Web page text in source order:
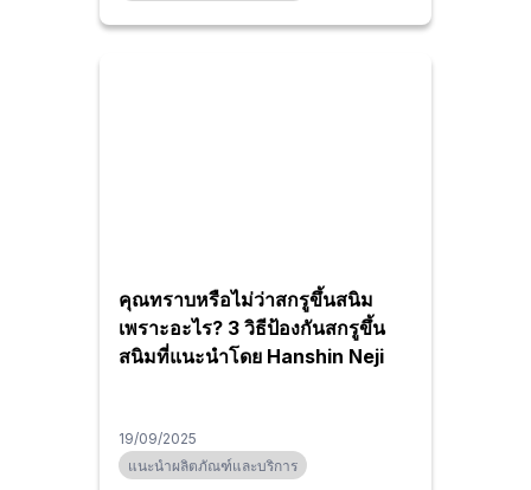
คุณทราบหรือไม่ว่าสกรูขึ้นสนิม
เพราะอะไร? 3 วิธีป้องกันสกรูขึ้น
สนิมที่แนะนำโดย Hanshin Neji
19/09/2025
แนะนำผลิตภัณฑ์และบริการ